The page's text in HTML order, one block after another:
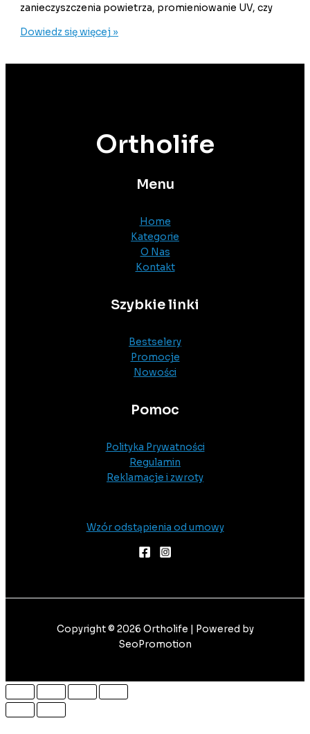
zanieczyszczenia powietrza, promieniowanie UV, czy
Dowiedz się więcej »
Ortholife
Menu
Home
Kategorie
O Nas
Kontakt
Szybkie linki
Bestselery
Promocje
Nowości
Pomoc
Polityka Prywatności
Regulamin
Reklamacje i zwroty
Wzór odstąpienia od umowy
Copyright © 2026 Ortholife | Powered by
SeoPromotion